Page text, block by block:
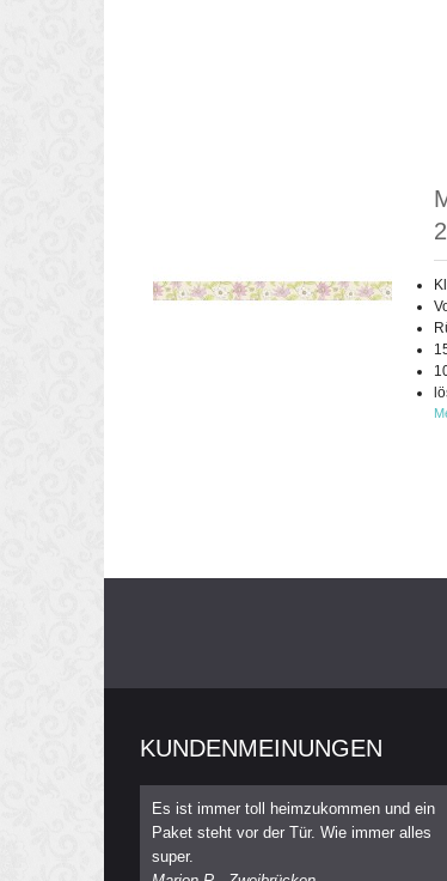
KUNDENMEINUNGEN
Es ist immer toll heimzukommen und ein
Paket steht vor der Tür. Wie immer alles
super.